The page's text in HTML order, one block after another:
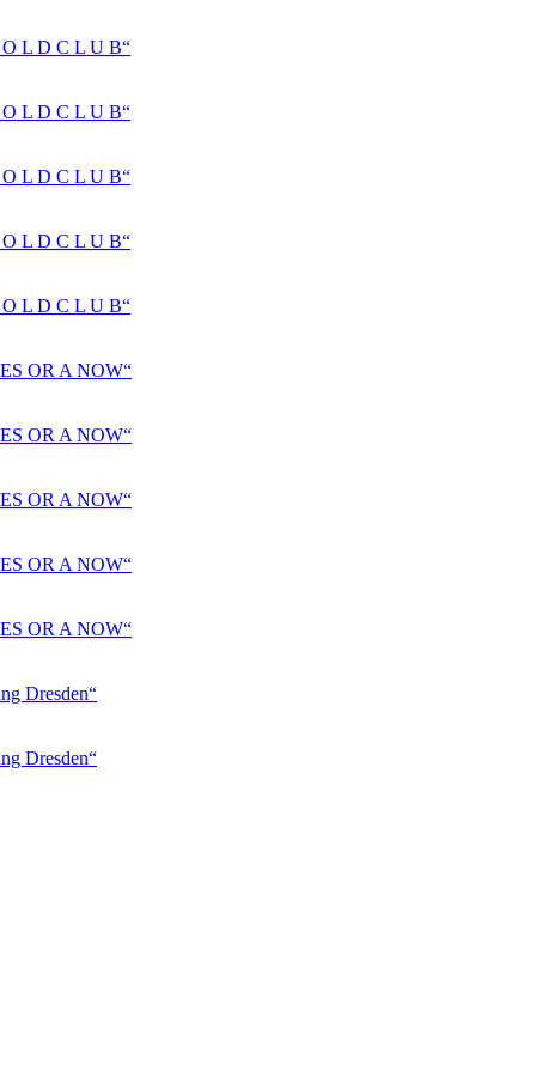
L D C L U B“
L D C L U B“
L D C L U B“
L D C L U B“
L D C L U B“
OR A NOW“
OR A NOW“
OR A NOW“
OR A NOW“
OR A NOW“
Dresden“
Dresden“